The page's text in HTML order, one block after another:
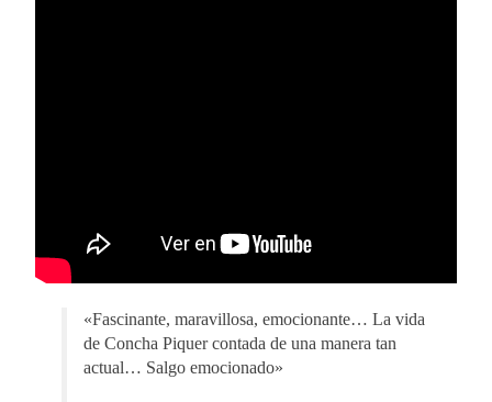
«Fascinante, maravillosa, emocionante… La vida
de Concha Piquer contada de una manera tan
actual… Salgo emocionado»